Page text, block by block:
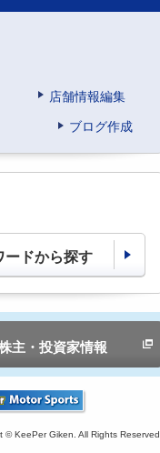
店舗情報編集
ブログ作成
ードから探す
主・投資家情報
© KeePer Giken. All Rights Reserved.